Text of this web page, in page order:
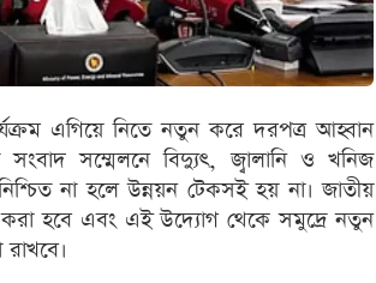
এগিয়ে নিতে নতুন করে দরপত্র আহ্বান
সম্মেলনে বিদ্যুৎ, জ্বালানি ও খনিজ
না হলে উন্নয়ন টেকসই হয় না। জাতীয়
করা হবে এবং এই উদ্যোগ থেকে সমুদ্রে নতুন